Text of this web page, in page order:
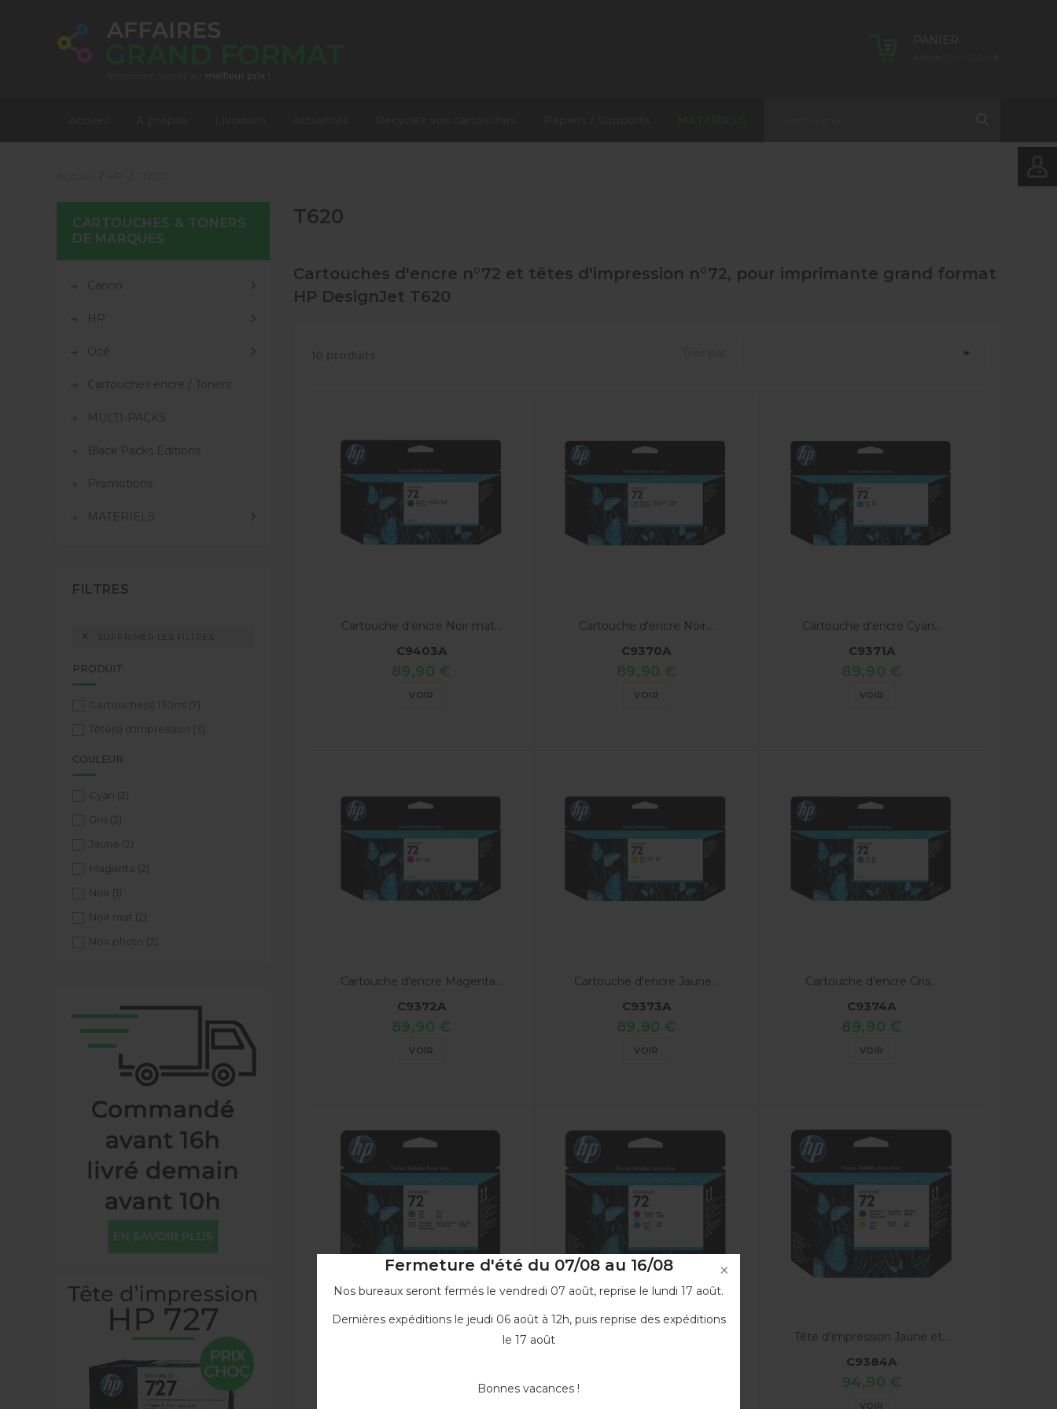
Fermeture d'été du 07/08 au 16/08
Nos bureaux seront fermés le vendredi 07 août, reprise le lundi 17 août.
Dernières expéditions le jeudi 06 août à 12h, puis reprise des expéditions
le 17 août
Bonnes vacances !
PANIER
CARTOUCHES & TONERS
DE MARQUES
Canon
HP
Océ
Cartouches encre / Toners
MULTI-PACKS
Black Packs Editions
Promotions
MATERIELS
FILTRES
 SUPPRIMER LES FILTRES
PRODUIT
Cartouche(s) 130ml (7)
Tête(s) d'impression (3)
COULEUR
Cyan (2)
Gris (2)
Jaune (2)
Magenta (2)
Noir (1)
Noir mat (2)
Noir photo (2)
T620
Cartouches d'encre n°72 et têtes d'impression n°72, pour imprimante grand format
HP DesignJet T620

Cartouche d'encre Noir mat...
C9403A
89,90 €
VOIR
Cartouche d'encre Noir...
C9370A
89,90 €
VOIR
Cartouche d'encre Cyan...
C9371A
89,90 €
VOIR
Cartouche d'encre Magenta...
C9372A
89,90 €
VOIR
Cartouche d'encre Jaune...
C9373A
89,90 €
VOIR
Cartouche d'encre Gris...
C9374A
89,90 €
VOIR
Tête d'impression Jaune et...
C9384A
94,90 €
VOIR